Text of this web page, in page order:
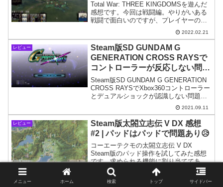
Total War: THREE KINGDOMSを遊んだ
感想です。今回は戦闘編。やりがいある
戦闘で面白いのですが、プレイヤーの操
作負担は大きいです。またせっかくの三
国志ならではの一騎打ちのシステムをじ
っくり鑑賞している余裕が無いのが残
念。
2022.02.21
レビュー
Steam版SD GUNDAM G
GENERATION CROSS RAYSで
コントローラーが反応しない問題
の解決方法
Steam版SD GUNDAM G GENERATION
CROSS RAYSでXbox360コントローラー
とデュアルショックが認識しない問題を
解決した際の試行錯誤について書きま
す。予想外の所が理由でトラブルになっ
ていたようで…。
2021.09.11
レビュー
Steam版太閤立志伝 V DX 感想
#2 | パッドはパッドで問題あり😥
コーエーテクモの太閤立志伝 V DX
Steam版のパッド操作を試してみた感想
です。求められる機能に割り当ててある
操作ボタンがちょいちょい変わって設計
に統一性が無いため、マウス+キーボード
の方がまだマシかもしれません。
2022.05.31
メニュー ホーム 検索 トップ サイドバー